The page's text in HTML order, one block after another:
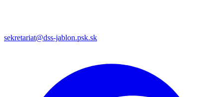
sekretariat@dss-jablon.psk.sk